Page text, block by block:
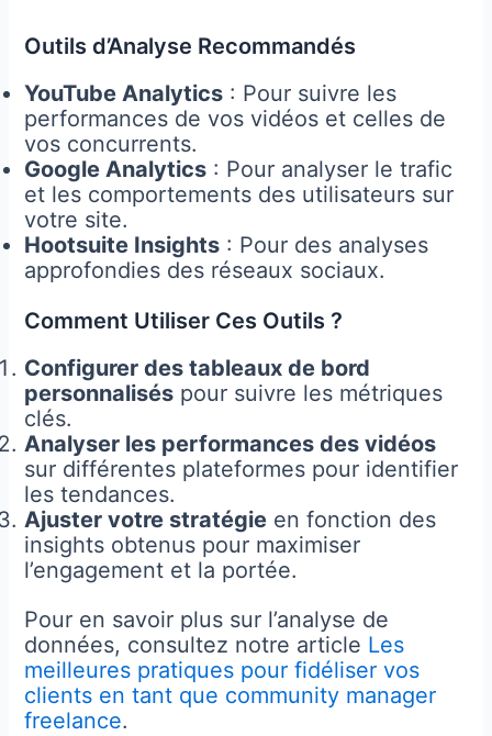
Outils d’Analyse Recommandés
YouTube Analytics : Pour suivre les
performances de vos vidéos et celles de
vos concurrents.
Google Analytics : Pour analyser le trafic
et les comportements des utilisateurs sur
votre site.
Hootsuite Insights : Pour des analyses
approfondies des réseaux sociaux.
Comment Utiliser Ces Outils ?
Configurer des tableaux de bord
personnalisés pour suivre les métriques
clés.
Analyser les performances des vidéos
sur différentes plateformes pour identifier
les tendances.
Ajuster votre stratégie en fonction des
insights obtenus pour maximiser
l’engagement et la portée.
Pour en savoir plus sur l’analyse de
données, consultez notre article Les
meilleures pratiques pour fidéliser vos
clients en tant que community manager
freelance.